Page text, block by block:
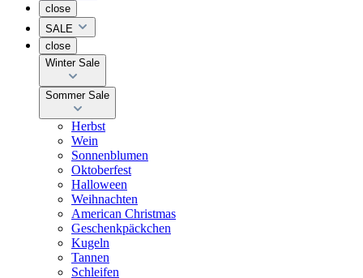
close
SALE
close
Winter Sale
Sommer Sale
Herbst
Wein
Sonnenblumen
Oktoberfest
Halloween
Weihnachten
American Christmas
Geschenkpäckchen
Kugeln
Tannen
Schleifen